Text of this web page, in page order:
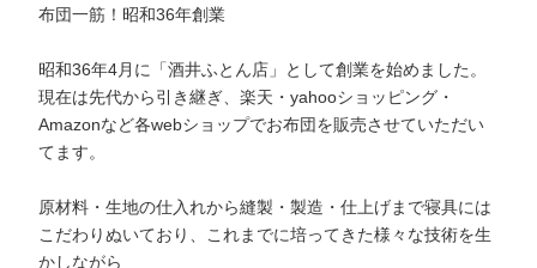
布団一筋！昭和36年創業
昭和36年4月に「酒井ふとん店」として創業を始めました。
現在は先代から引き継ぎ、楽天・yahooショッピング・
Amazonなど各webショップでお布団を販売させていただい
てます。
原材料・生地の仕入れから縫製・製造・仕上げまで寝具には
こだわりぬいており、これまでに培ってきた様々な技術を生
かしながら